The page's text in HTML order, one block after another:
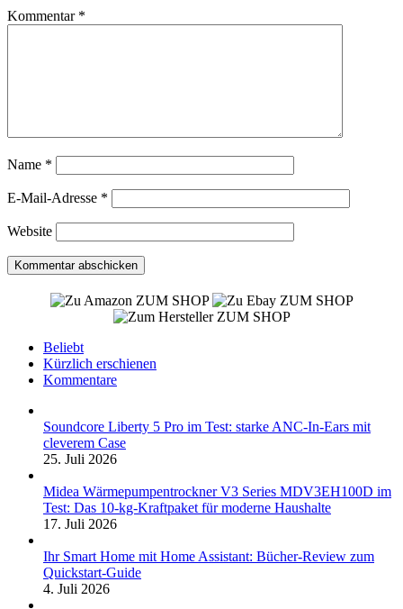
Kommentar *
Name *
E-Mail-Adresse *
Website
ZUM SHOP
ZUM SHOP
ZUM SHOP
Beliebt
Kürzlich erschienen
Kommentare
Soundcore Liberty 5 Pro im Test: starke ANC-In-Ears mit
cleverem Case
25. Juli 2026
Midea Wärmepumpentrockner V3 Series MDV3EH100D im
Test: Das 10-kg-Kraftpaket für moderne Haushalte
17. Juli 2026
Ihr Smart Home mit Home Assistant: Bücher-Review zum
Quickstart-Guide
4. Juli 2026